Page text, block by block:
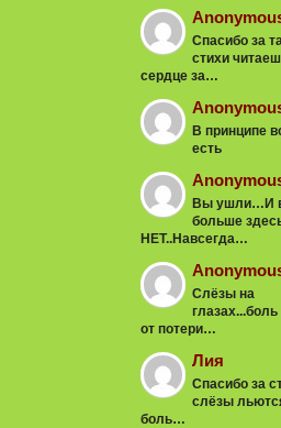
Спасибо за
стихи
сердце за…
В принципе
есть
Вы ушли…И
больше
НЕТ..Навсегда…
Слёзы на
от потери…
Лия
Спасибо за
слёзы
боль…